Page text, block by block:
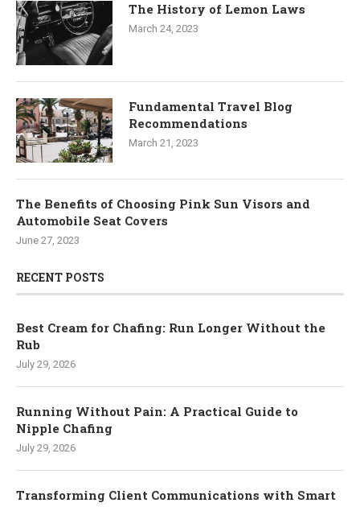
The History of Lemon Laws
March 24, 2023
Fundamental Travel Blog
Recommendations
March 21, 2023
The Benefits of Choosing Pink Sun Visors and
Automobile Seat Covers
June 27, 2023
RECENT POSTS
Best Cream for Chafing: Run Longer Without the
Rub
July 29, 2026
Running Without Pain: A Practical Guide to
Nipple Chafing
July 29, 2026
Transforming Client Communications with Smart